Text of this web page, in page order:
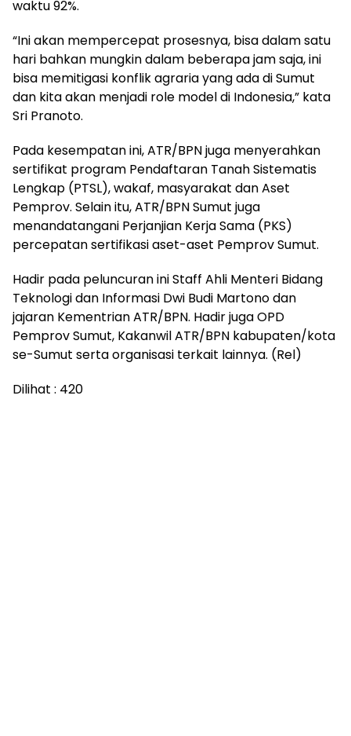
waktu 92%.
“Ini akan mempercepat prosesnya, bisa dalam satu
hari bahkan mungkin dalam beberapa jam saja, ini
bisa memitigasi konflik agraria yang ada di Sumut
dan kita akan menjadi role model di Indonesia,” kata
Sri Pranoto.
Pada kesempatan ini, ATR/BPN juga menyerahkan
sertifikat program Pendaftaran Tanah Sistematis
Lengkap (PTSL), wakaf, masyarakat dan Aset
Pemprov. Selain itu, ATR/BPN Sumut juga
menandatangani Perjanjian Kerja Sama (PKS)
percepatan sertifikasi aset-aset Pemprov Sumut.
Hadir pada peluncuran ini Staff Ahli Menteri Bidang
Teknologi dan Informasi Dwi Budi Martono dan
jajaran Kementrian ATR/BPN. Hadir juga OPD
Pemprov Sumut, Kakanwil ATR/BPN kabupaten/kota
se-Sumut serta organisasi terkait lainnya. (Rel)
Dilihat : 420